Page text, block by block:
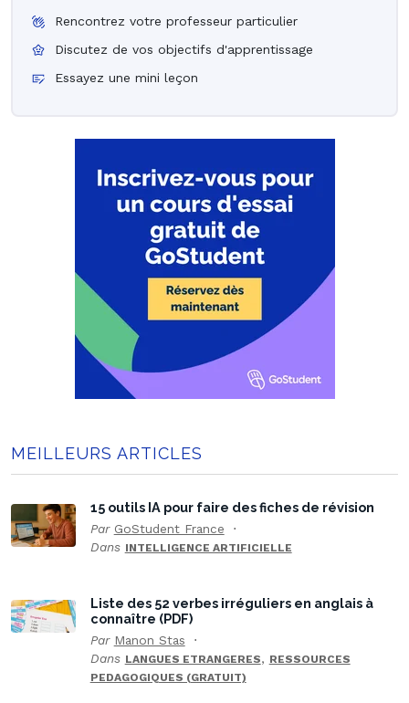
Rencontrez votre professeur particulier
Discutez de vos objectifs d'apprentissage
Essayez une mini leçon
MEILLEURS ARTICLES
15 outils IA pour faire des fiches de révision
Par GoStudent France
Dans INTELLIGENCE ARTIFICIELLE
Liste des 52 verbes irréguliers en anglais à
connaître (PDF)
Par Manon Stas
Dans LANGUES ETRANGERES, RESSOURCES
PEDAGOGIQUES (GRATUIT)